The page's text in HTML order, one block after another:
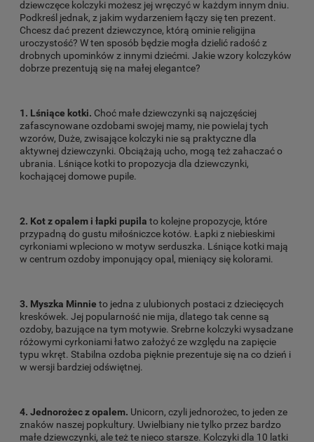
dziewczęce kolczyki możesz jej wręczyć w każdym innym dniu.
Podkreśl jednak, z jakim wydarzeniem łączy się ten prezent.
Chcesz dać prezent dziewczynce, którą ominie religijna
uroczystość? W ten sposób będzie mogła dzielić radość z
drobnych upominków z innymi dziećmi. Jakie wzory kolczyków
dobrze prezentują się na małej elegantce?
1. Lśniące kotki. Choć małe dziewczynki są najczęściej
zafascynowane ozdobami swojej mamy, nie powielaj tych
wzorów, Duże, zwisające kolczyki nie są praktyczne dla
aktywnej dziewczynki. Obciążają ucho, mogą też zahaczać o
ubrania. Lśniące kotki to propozycja dla dziewczynki,
kochającej domowe pupile.
2. Kot z opalem i łapki pupila to kolejne propozycje, które
przypadną do gustu miłośniczce kotów. Łapki z niebieskimi
cyrkoniami wpleciono w motyw serduszka. Lśniące kotki mają
w centrum ozdoby imponujący opal, mieniący się kolorami.
3. Myszka Minnie to jedna z ulubionych postaci z dziecięcych
kreskówek. Jej popularność nie mija, dlatego tak cenne są
ozdoby, bazujące na tym motywie. Srebrne kolczyki wysadzane
różowymi cyrkoniami łatwo założyć ze względu na zapięcie
typu wkręt. Stabilna ozdoba pięknie prezentuje się na co dzień i
w wersji bardziej odświętnej.
4. Jednorożec z opalem. Unicorn, czyli jednorożec, to jeden ze
znaków naszej popkultury. Uwielbiany nie tylko przez bardzo
małe dziewczynki, ale też te nieco starsze. Kolczyki dla 10 latki